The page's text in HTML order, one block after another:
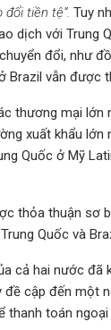
tiền tệ”. Tuy
dịch với
đổi, như
vẫn được
thương mại lớn
xuất khẩu
Quốc ở Mỹ
thỏa thuận sơ
Quốc và
cả hai nước
cập đến một
thanh toán